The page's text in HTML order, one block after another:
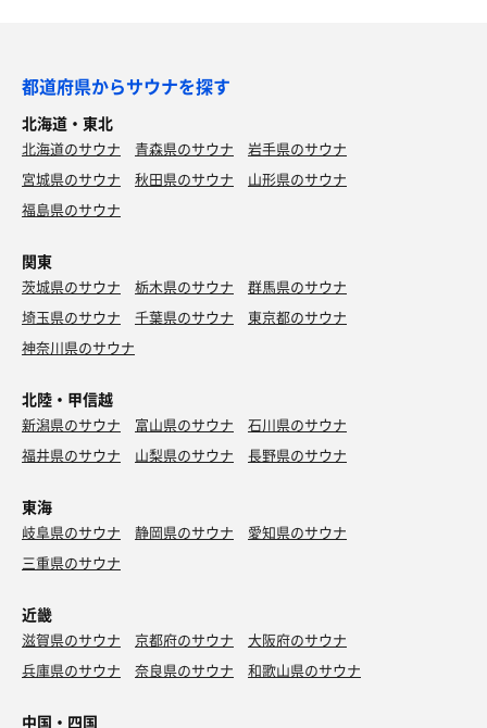
都道府県からサウナを探す
北海道・東北
北海道のサウナ 青森県のサウナ
岩手県のサウナ
宮城県のサウナ
秋田県のサウナ
山形県のサウナ
福島県のサウナ
関東
茨城県のサウナ 栃木県のサウナ
群馬県のサウナ
埼玉県のサウナ
千葉県のサウナ
東京都のサウナ
神奈川県のサウナ
北陸・甲信越
新潟県のサウナ 富山県のサウナ
石川県のサウナ
福井県のサウナ
山梨県のサウナ 長野県のサウナ
東海
岐阜県のサウナ 静岡県のサウナ
愛知県のサウナ
三重県のサウナ
近畿
滋賀県のサウナ 京都府のサウナ
大阪府のサウナ
兵庫県のサウナ
奈良県のサウナ 和歌山県のサウナ
中国・四国